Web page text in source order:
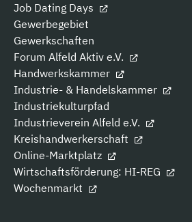
Job Dating Days
Gewerbegebiet
Gewerkschaften
Forum Alfeld Aktiv e.V.
Handwerkskammer
Industrie- & Handelskammer
Industriekulturpfad
Industrieverein Alfeld e.V.
Kreishandwerkerschaft
Online-Marktplatz
Wirtschaftsförderung: HI-REG
Wochenmarkt